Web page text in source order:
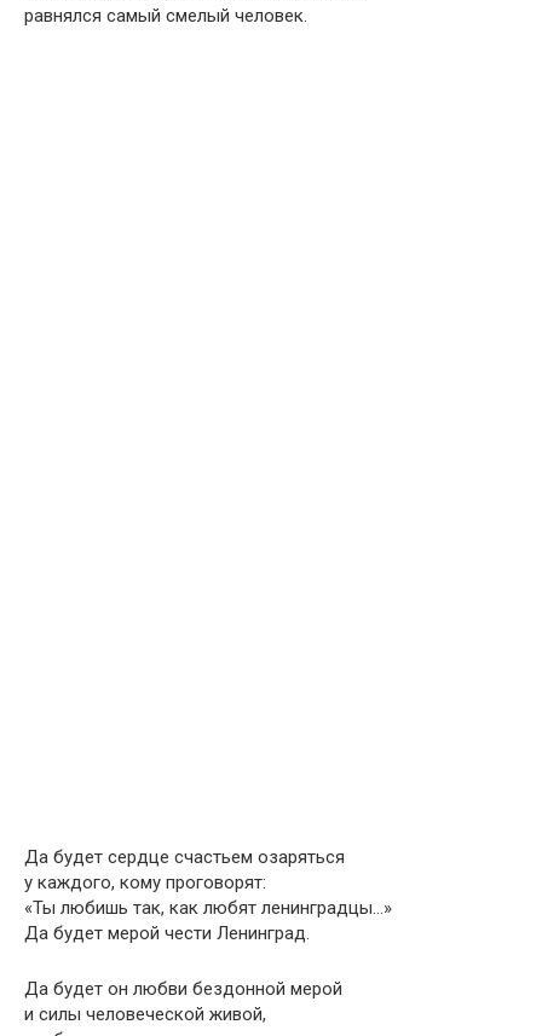
равнялся самый смелый человек.
Да будет сердце счастьем озаряться
у каждого, кому проговорят:
«Ты любишь так, как любят ленинградцы…»
Да будет мерой чести Ленинград.
Да будет он любви бездонной мерой
и силы человеческой живой,